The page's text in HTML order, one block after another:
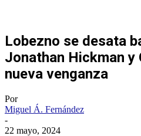
Lobezno se desata
Jonathan Hickman y
nueva venganza
Por
Miguel Á. Fernández
-
22 mayo, 2024